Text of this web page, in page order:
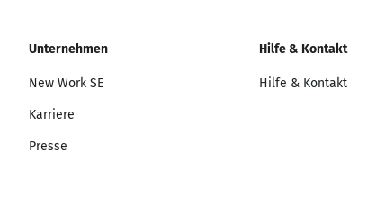
Unternehmen
New Work SE
Karriere
Presse
Hilfe & Kontakt
Hilfe & Kontakt